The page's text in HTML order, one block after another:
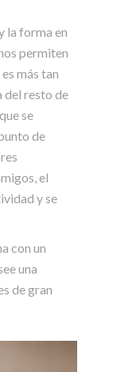
la forma en
permiten
más tan
del resto de
se
de
el
y se
con un
una
de gran